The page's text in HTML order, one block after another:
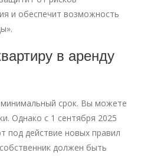
и обеспечит возможность
в аренду
минимальный срок. Вы можете
Однако с 1 сентября 2025
под действие новых правил
должен быть